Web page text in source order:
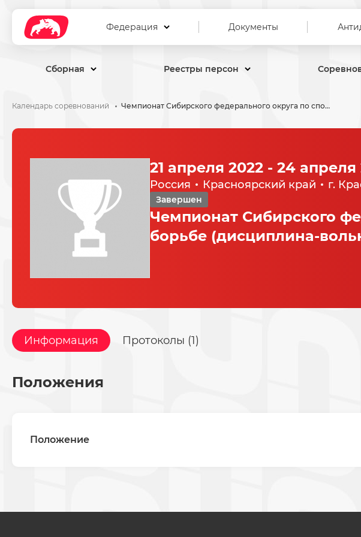
Федерация Документы
Сборная Реестры персон
Календарь соревнований Чемпионат Сибирского федерального округа по спортивной борьбе (дисциплина-вольная борьба) среди мужчин
21 апреля 2022 - 24 апреля
Россия Красноярский край г.
Завершен
Чемпионат Сибирского
борьбе (дисциплина-
Информация Протоколы (1)
Положения
Положение